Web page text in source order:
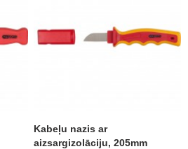
Kabeļu nazis ar
aizsargizolāciju, 205mm